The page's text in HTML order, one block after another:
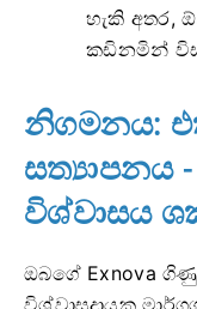
හැකි අතර,
කඩිනමින්
නිගමනය:
සත්‍යාපනය
විශ්වාසය
ඔබගේ Exnova
විශ්වාසදායක